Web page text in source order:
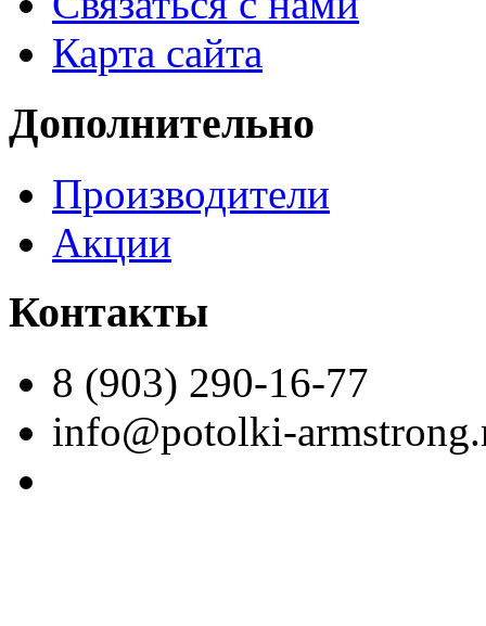
Карта сайта
Дополнительно
Производители
Акции
Контакты
8 (903) 290-16-77
info@potolki-